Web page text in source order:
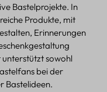
Bastelprojekte. In
Produkte, mit
Erinnerungen
unterstützt sowohl
bei der
Bastelideen.